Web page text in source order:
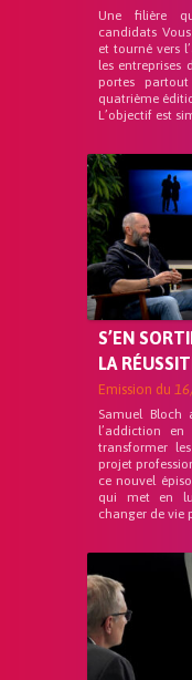
Une filière
candidats
et tourné vers
les entreprises
portes
quatrième
L’objectif est
S’EN
LA
Emission du
Samuel
l’addiction
transformer
projet
ce nouvel
qui met en
changer de vie